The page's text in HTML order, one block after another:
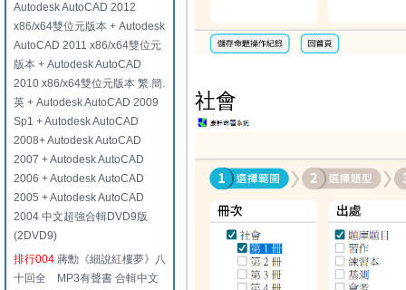
Autodesk AutoCAD 2012
x86/x64雙位元版本 + Autodesk
AutoCAD 2011 x86/x64雙位元
版本 + Autodesk AutoCAD
2010 x86/x64雙位元版本 繁.簡.
英 + Autodesk AutoCAD 2009
Sp1 + Autodesk AutoCAD
2008+ Autodesk AutoCAD
2007 + Autodesk AutoCAD
2006 + Autodesk AutoCAD
2005 + Autodesk AutoCAD
2004 中文超強合輯DVD9版
(2DVD9)
排行004 蔣勳《細說紅樓夢》八
十回全 MP3有聲書 合輯中文
社會